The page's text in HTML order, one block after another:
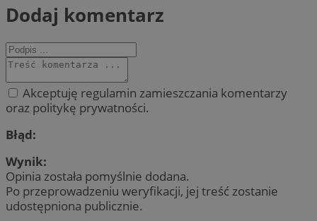
Dodaj komentarz
Akceptuję regulamin zamieszczania komentarzy
oraz politykę prywatności.
Błąd:
Wynik:
Opinia została pomyślnie dodana.
Po przeprowadzeniu weryfikacji, jej treść zostanie
udostępniona publicznie.